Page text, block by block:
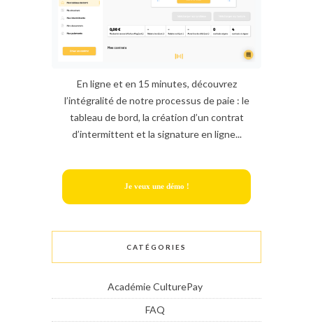
En ligne et en 15 minutes, découvrez
l’intégralité de notre processus de paie : le
tableau de bord, la création d’un contrat
d’intermittent et la signature en ligne...
Je veux une démo !
CATÉGORIES
Académie CulturePay
FAQ